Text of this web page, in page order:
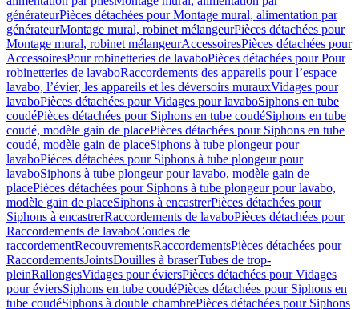
générateurPièces détachées pour Montage mural, alimentation par
générateurMontage mural, robinet mélangeurPièces détachées pour
Montage mural, robinet mélangeurAccessoiresPièces détachées pour
AccessoiresPour robinetteries de lavaboPièces détachées pour Pour
robinetteries de lavaboRaccordements des appareils pour l’espace
lavabo, l’évier, les appareils et les déversoirs murauxVidages pour
lavaboPièces détachées pour Vidages pour lavaboSiphons en tube
coudéPièces détachées pour Siphons en tube coudéSiphons en tube
coudé, modèle gain de placePièces détachées pour Siphons en tube
coudé, modèle gain de placeSiphons à tube plongeur pour
lavaboPièces détachées pour Siphons à tube plongeur pour
lavaboSiphons à tube plongeur pour lavabo, modèle gain de
placePièces détachées pour Siphons à tube plongeur pour lavabo,
modèle gain de placeSiphons à encastrerPièces détachées pour
Siphons à encastrerRaccordements de lavaboPièces détachées pour
Raccordements de lavaboCoudes de
raccordementRecouvrementsRaccordementsPièces détachées pour
RaccordementsJointsDouilles à braserTubes de trop-
pleinRallongesVidages pour éviersPièces détachées pour Vidages
pour éviersSiphons en tube coudéPièces détachées pour Siphons en
tube coudéSiphons à double chambrePièces détachées pour Siphons